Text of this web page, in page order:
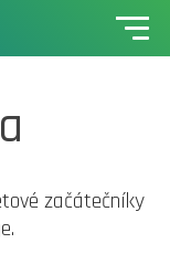
začátečníky